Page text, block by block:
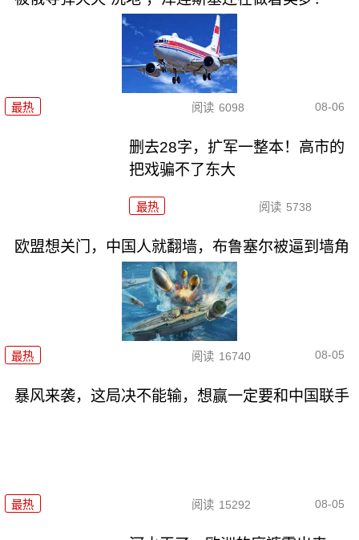
最热 阅读 6098 08-06
删去28字，扩军一整本！高市的
把戏骗不了东大
最热 阅读 5738
欧盟想关门，中国人就翻墙，布鲁塞尔被逼到墙角
最热 阅读 16740 08-05
暴风来袭，这局决不能输，想赢一定要和中国联手
最热 阅读 15292 08-05